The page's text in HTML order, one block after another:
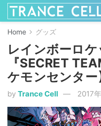
Home グッズ
レインボーロ
『SECRET
ケモンセンター
by Trance Cell 2017